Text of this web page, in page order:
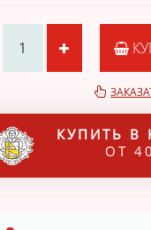
КУПИТЬ В
ОТ